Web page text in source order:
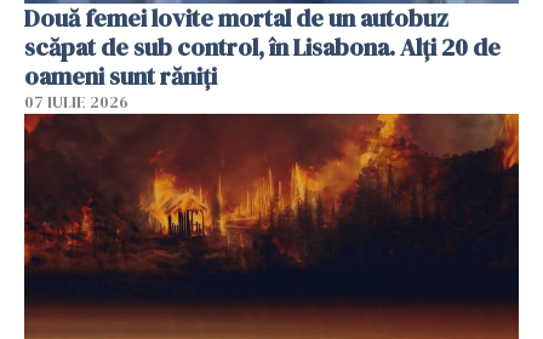
Două femei lovite mortal de un autobuz
scăpat de sub control, în Lisabona. Alți 20 de
oameni sunt răniți
07 IULIE 2026